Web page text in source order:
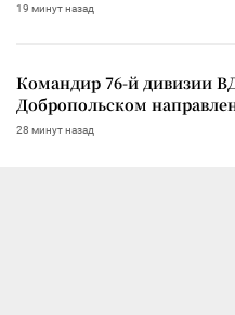
19 минут назад
Командир 76-й дивизии
Добропольском
28 минут назад